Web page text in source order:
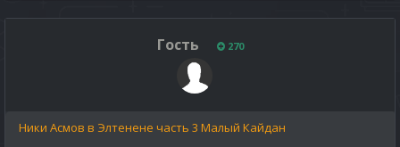
Гость 270
Ники Асмов в Элтенене часть 3 Малый Кайдан